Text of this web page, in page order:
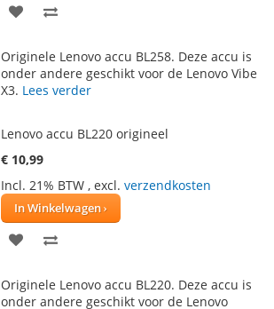
VOEG
AAN TE
Originele Lenovo accu BL258. Deze accu is
onder andere geschikt voor de Lenovo Vibe
X3. Lees verder
Lenovo accu BL220 origineel
€ 10,99
Incl. 21% BTW , excl. verzendkosten
In Winkelwagen
VOEG
AAN TE
Originele Lenovo accu BL220. Deze accu is
onder andere geschikt voor de Lenovo